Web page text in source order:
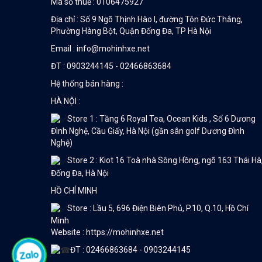
Địa chỉ : Số 9 Ngõ Thịnh Hào I, đường Tôn Đức Thắng,
Phường Hàng Bột, Quận Đống Đa, TP Hà Nội
Email : info@mohinhxe.net
ĐT : 0903244145 - 02466863684
Hệ thống bán hàng :
HÀ NỘI :
Store 1 : Tầng 6 Royal Tea, Ocean Kids , Số 6 Dương
Đình Nghệ, Cầu Giấy, Hà Nội (gần sân golf Dương Đình
Nghệ)
Store 2 : Kiot 16 Toà nhà Sông Hồng, ngõ 163 Thái
Đống Đa, Hà Nội
HỒ CHÍ MINH
Store : Lầu 5, 696 Điện Biên Phủ, P.10, Q.10, Hồ Chí
Minh
Website : https://mohinhxe.net
ĐT : 02466863684 - 0903244145